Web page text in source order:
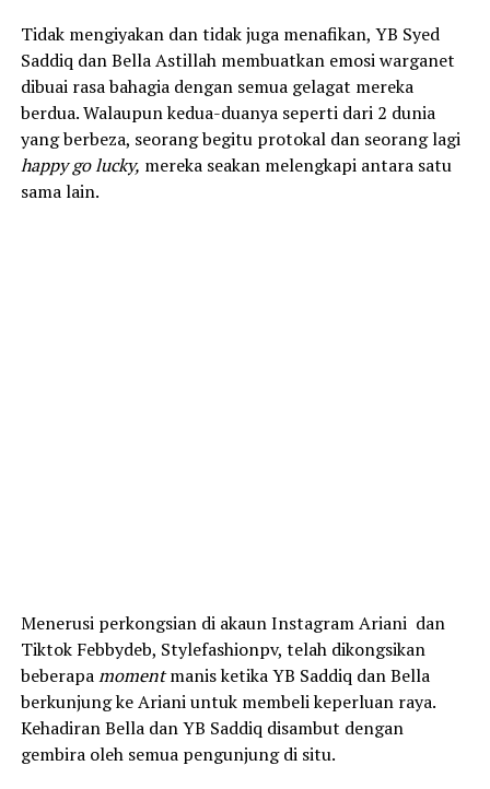
Tidak mengiyakan dan tidak juga menafikan, YB Syed
Saddiq dan Bella Astillah membuatkan emosi warganet
dibuai rasa bahagia dengan semua gelagat mereka
berdua. Walaupun kedua-duanya seperti dari 2 dunia
yang berbeza, seorang begitu protokal dan seorang lagi
happy go lucky, mereka seakan melengkapi antara satu
sama lain.
Menerusi perkongsian di akaun Instagram Ariani dan
Tiktok Febbydeb, Stylefashionpv, telah dikongsikan
beberapamomentmanis ketika YB Saddiq dan Bella
berkunjung ke Ariani untuk membeli keperluan raya.
Kehadiran Bella dan YB Saddiq disambut dengan
gembira oleh semua pengunjung di situ.